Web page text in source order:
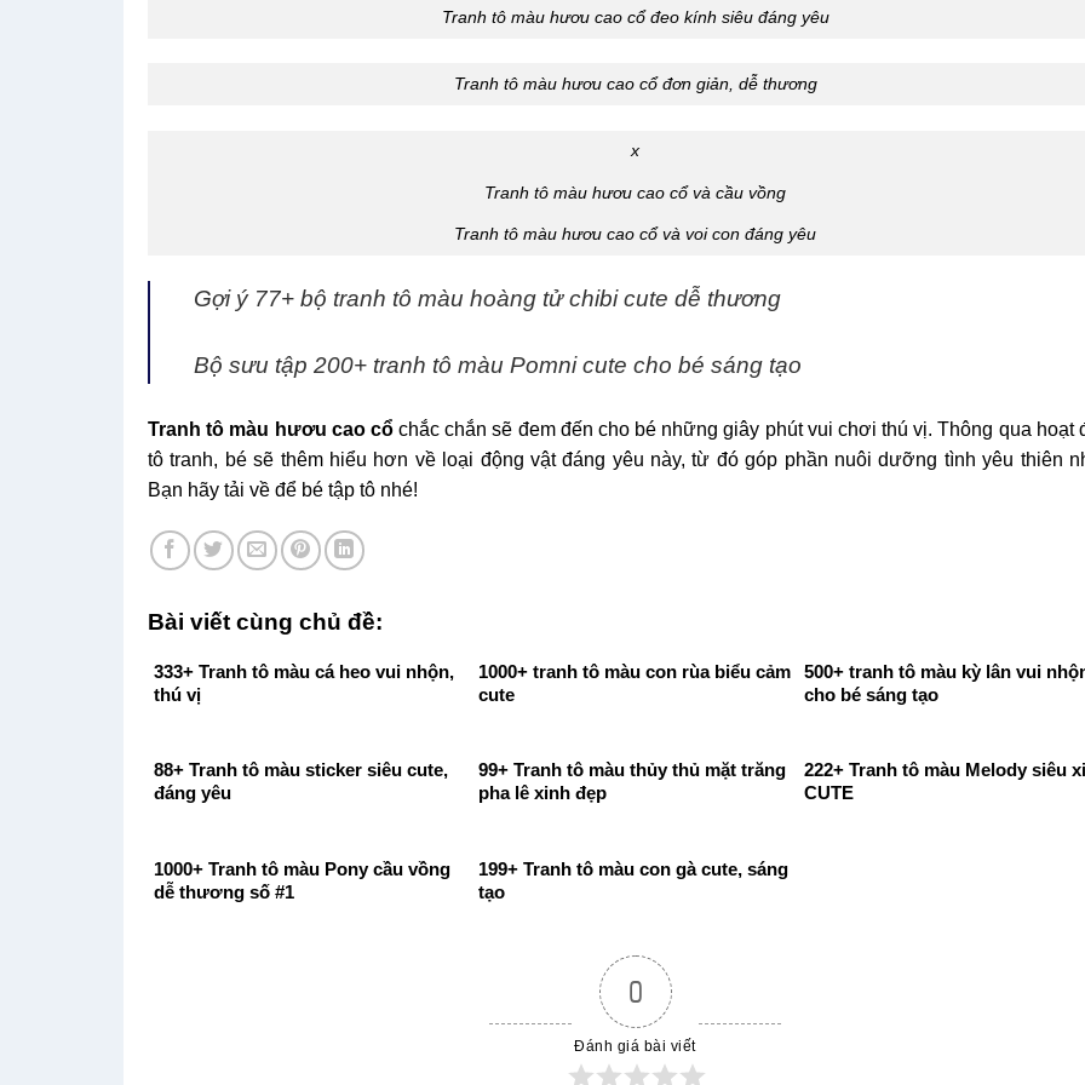
Tranh tô màu hươu cao cổ đeo kính siêu đáng yêu
Tranh tô màu hươu cao cổ đơn giản, dễ thương
x
Tranh tô màu hươu cao cổ và cầu vồng
Tranh tô màu hươu cao cổ và voi con đáng yêu
Gợi ý 77+ bộ tranh tô màu hoàng tử chibi cute dễ thương
Bộ sưu tập 200+ tranh tô màu Pomni cute cho bé sáng tạo
Tranh tô màu hươu cao cổchắc chắn sẽ đem đến cho bé những giây phút vui chơi thú vị. Thông qua hoạt
tô tranh, bé sẽ thêm hiểu hơn về loại động vật đáng yêu này, từ đó góp phần nuôi dưỡng tình yêu thiên
Bạn hãy tải về để bé tập tô nhé!
Bài viết cùng chủ đề:
333+ Tranh tô màu cá heo vui nhộn,
thú vị
1000+ tranh tô màu con rùa biểu cảm
cute
500+ tranh tô màu kỳ lân vui
cho bé sáng tạo
88+ Tranh tô màu sticker siêu cute,
đáng yêu
99+ Tranh tô màu thủy thủ mặt trăng
pha lê xinh đẹp
222+ Tranh tô màu Melody siêu
CUTE
1000+ Tranh tô màu Pony cầu vồng
dễ thương số #1
199+ Tranh tô màu con gà cute, sáng
tạo
0
Đánh giá bài viết